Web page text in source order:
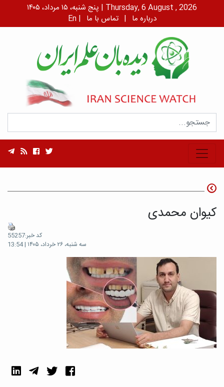
پنج شنبه، ۱۵ مرداد، ۱۴۰۵ | Thursday, 6 August , 2026
En | درباره ما | تماس با ما
کیوان محمدی
کد خبر:55257
سه شنبه، ۲۶ خرداد، ۱۴۰۵ | 13:54